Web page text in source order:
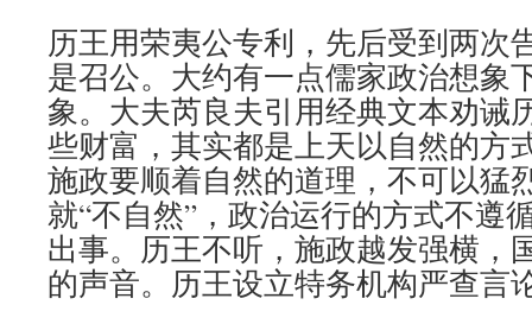
历王用荣夷公专利，先后受到两次
是召公。大约有一点儒家政治想象
象。大夫芮良夫引用经典文本劝诫
些财富，其实都是上天以自然的方
施政要顺着自然的道理，不可以猛
就“不自然”，政治运行的方式不遵
出事。历王不听，施政越发强横，
的声音。历王设立特务机构严查言